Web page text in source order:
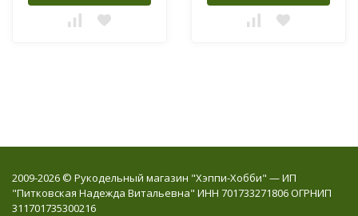
2009-2026 © Рукодельный магазин "Хэппи-Хобби" — ИП
"Питковская Надежда Витальевна" ИНН 701733271806 ОГРНИП
311701735300216